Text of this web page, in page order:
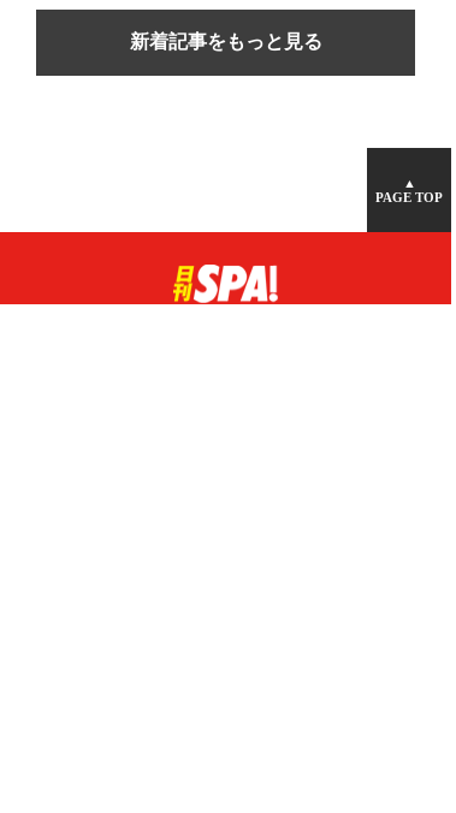
新着記事をもっと見る
▲
PAGE TOP